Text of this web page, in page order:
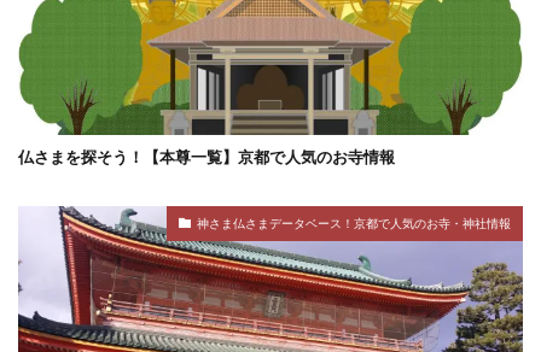
仏さまを探そう！【本尊一覧】京都で人気のお寺情報
神さま仏さまデータベース！京都で人気のお寺・神社情報